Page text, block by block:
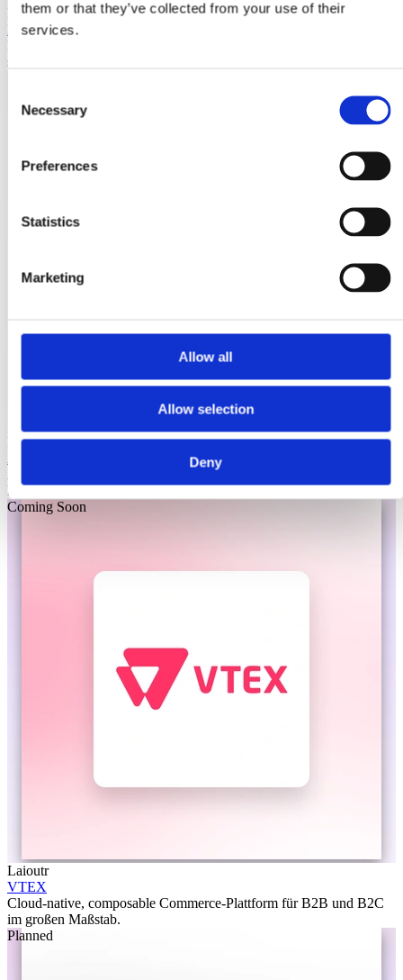
them or that they’ve collected from your use of their
services.
Selection
Necessary
Preferences
Statistics
Marketing
Allow all
Allow selection
Deny
Laioutr
Emporix
Emporix ist eine composable, API-first Commerce-Plattform für
skalierbare B2B- und B2C-Szenarien.
Laioutr
Adobe Commerce ist eine Enterprise-Commerce-Plattform für
komplexe, globale B2C- und B2B-Szenarien.
Coming Soon
Laioutr
VTEX
Cloud-native, composable Commerce-Plattform für B2B und B2C
im großen Maßstab.
Planned